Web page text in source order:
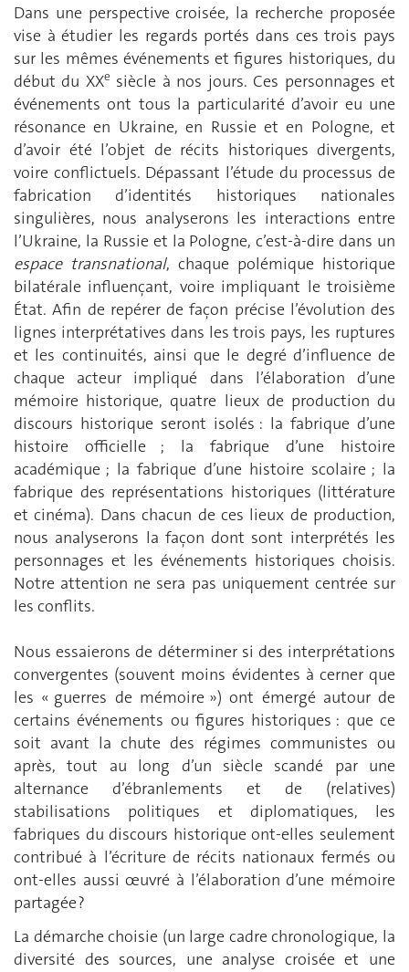
Dans une perspective croisée, la recherche proposée
vise à étudier les regards portés dans ces trois pays
sur les mêmes événements et figures historiques, du
début du XXe siècle à nos jours. Ces personnages et
événements ont tous la particularité d’avoir eu une
résonance en Ukraine, en Russie et en Pologne, et
d’avoir été l’objet de récits historiques divergents,
voire conflictuels. Dépassant l’étude du processus de
fabrication d’identités historiques nationales
singulières, nous analyserons les interactions entre
l’Ukraine, la Russie et la Pologne, c’est-à-dire dans un
espace transnational, chaque polémique historique
bilatérale influençant, voire impliquant le troisième
État. Afin de repérer de façon précise l’évolution des
lignes interprétatives dans les trois pays, les ruptures
et les continuités, ainsi que le degré d’influence de
chaque acteur impliqué dans l’élaboration d’une
mémoire historique, quatre lieux de production du
discours historique seront isolés : la fabrique d’une
histoire officielle ; la fabrique d’une histoire
académique ; la fabrique d’une histoire scolaire ; la
fabrique des représentations historiques (littérature
et cinéma). Dans chacun de ces lieux de production,
nous analyserons la façon dont sont interprétés les
personnages et les événements historiques choisis.
Notre attention ne sera pas uniquement centrée sur
les conflits.
Nous essaierons de déterminer si des interprétations
convergentes (souvent moins évidentes à cerner que
les « guerres de mémoire ») ont émergé autour de
certains événements ou figures historiques : que ce
soit avant la chute des régimes communistes ou
après, tout au long d’un siècle scandé par une
alternance d’ébranlements et de (relatives)
stabilisations politiques et diplomatiques, les
fabriques du discours historique ont-elles seulement
contribué à l’écriture de récits nationaux fermés ou
ont-elles aussi œuvré à l’élaboration d’une mémoire
partagée ?
La démarche choisie (un large cadre chronologique, la
diversité des sources, une analyse croisée et une